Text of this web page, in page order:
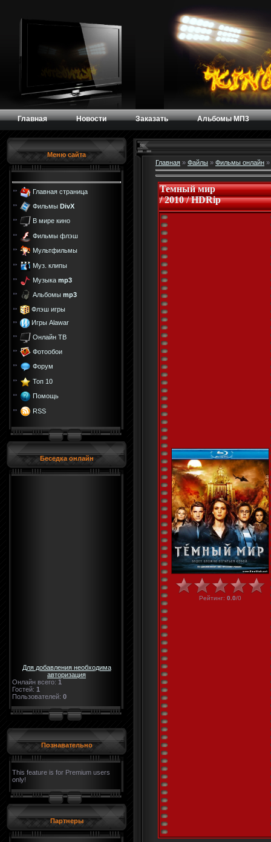
Главная Новости Заказать Альбомы МП3
Меню сайта
Главная страница
Фильмы DivX
В мире кино
Фильмы флэш
Мультфильмы
Муз. клипы
Музыка mp3
Альбомы mp3
Флэш игры
Игры Alawar
Онлайн ТВ
Фотообои
Форум
Топ 10
Помощь
RSS
Беседка онлайн
Для добавления необходима
авторизация
Онлайн всего: 1
Гостей: 1
Пользователей: 0
Познавательно
This feature is for Premium users
only!
Партнеры
Главная » Файлы » Фильмы онлайн »
Темный мир
/ 2010 / HDRip
Рейтинг: 0.0/0